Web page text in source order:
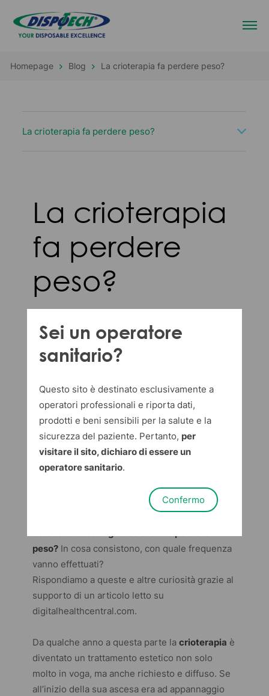
Homepage Blog La crioterapia fa perdere peso?
La crioterapia fa perdere peso?
La crioterapia
fa perdere
peso?
03 marzo 2023
per il dimagrimento. In che modo
l’azione del freddo può aiutarci a
perdere peso? Questo tipo di
trattamento è sicuro per la salute?
La scienza ci viene in aiuto
rispondendo a queste domande.
ti diamo qualche
peso? In cosa consistono, con quale frequenza
vanno effettuati?
Rispondiamo a queste e altre curiosità grazie al
supporto di un articolo letto su
digitalhealthcentral.com.
Da qualche anno a questa parte lacrioterapia è
diventato un trattamento estetico non solo
molto in voga, ma anche richiesto e diffuso. Se
all’inizio della sua ascesa era ad appannaggio
Sei un operatore
sanitario?
Questo sito è destinato esclusivamente a
operatori professionali e riporta dati,
prodotti e beni sensibili per la salute e la
sicurezza del paziente. Pertanto, per
visitare il sito, dichiaro di essere un
operatore sanitario.
Confermo